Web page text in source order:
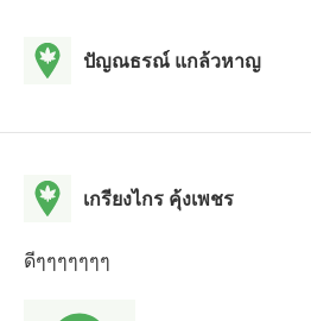
ปัญณธรณ์ แกล้วหาญ
เกรียงไกร คุ้งเพชร
ีดีๆๆๆๆๆๆๆ